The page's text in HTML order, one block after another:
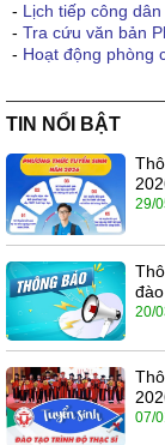
- Lịch tiếp công dân
- Tra cứu văn bản
- Hoạt động phòng
TIN NỔI BẬT
29/
20/
07/